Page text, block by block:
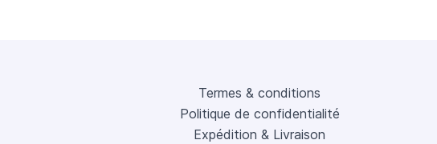
Termes & conditions
Politique de confidentialité
Expédition & Livraison